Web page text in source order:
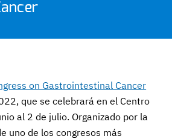
on Gastrointestinal Cancer
que se celebrará en el Centro
al 2 de julio. Organizado por la
uno de los congresos más